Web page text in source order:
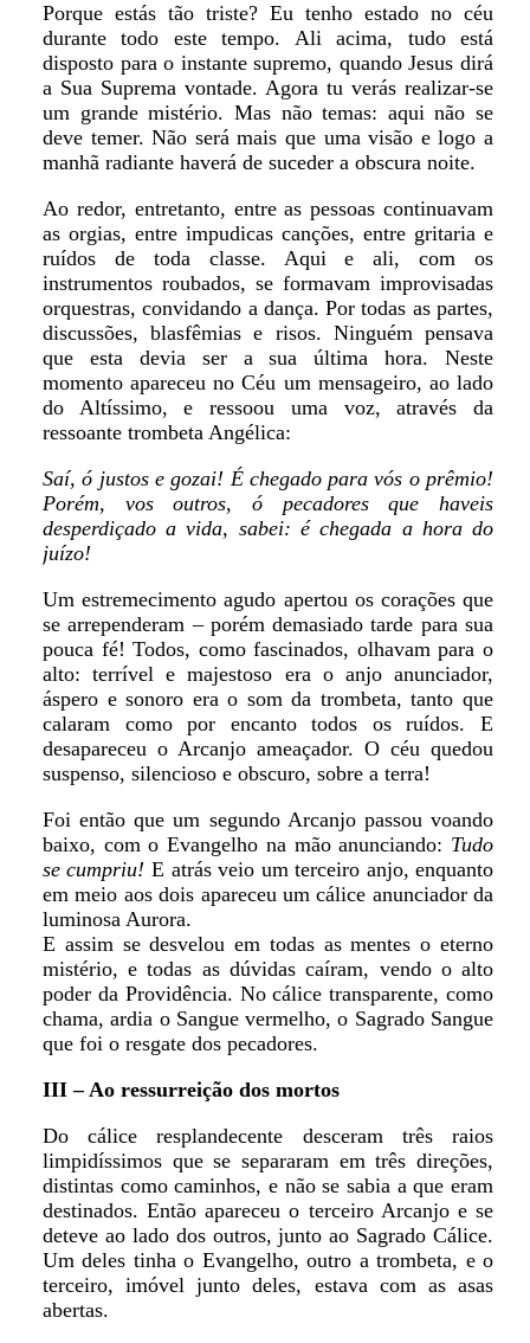
Porque estás tão triste? Eu tenho estado no céu
durante todo este tempo. Ali acima, tudo está
disposto para o instante supremo, quando Jesus dirá
a Sua Suprema vontade. Agora tu verás realizar-se
um grande mistério. Mas não temas: aqui não se
deve temer. Não será mais que uma visão e logo a
manhã radiante haverá de suceder a obscura noite.
Ao redor, entretanto, entre as pessoas continuavam
as orgias, entre impudicas canções, entre gritaria e
ruídos de toda classe. Aqui e ali, com os
instrumentos roubados, se formavam improvisadas
orquestras, convidando a dança. Por todas as partes,
discussões, blasfêmias e risos. Ninguém pensava
que esta devia ser a sua última hora. Neste
momento apareceu no Céu um mensageiro, ao lado
do Altíssimo, e ressoou uma voz, através da
ressoante trombeta Angélica:
Saí, ó justos e gozai! É chegado para vós o prêmio!
Porém, vos outros, ó pecadores que haveis
desperdiçado a vida, sabei: é chegada a hora do
juízo!
Um estremecimento agudo apertou os corações que
se arrependeram – porém demasiado tarde para sua
pouca fé! Todos, como fascinados, olhavam para o
alto: terrível e majestoso era o anjo anunciador,
áspero e sonoro era o som da trombeta, tanto que
calaram como por encanto todos os ruídos. E
desapareceu o Arcanjo ameaçador. O céu quedou
suspenso, silencioso e obscuro, sobre a terra!
Foi então que um segundo Arcanjo passou voando
baixo, com o Evangelho na mão anunciando: Tudo
se cumpriu! E atrás veio um terceiro anjo, enquanto
em meio aos dois apareceu um cálice anunciador da
luminosa Aurora.
E assim se desvelou em todas as mentes o eterno
mistério, e todas as dúvidas caíram, vendo o alto
poder da Providência. No cálice transparente, como
chama, ardia o Sangue vermelho, o Sagrado Sangue
que foi o resgate dos pecadores.
III – Ao ressurreição dos mortos
Do cálice resplandecente desceram três raios
limpidíssimos que se separaram em três direções,
distintas como caminhos, e não se sabia a que eram
destinados. Então apareceu o terceiro Arcanjo e se
deteve ao lado dos outros, junto ao Sagrado Cálice.
Um deles tinha o Evangelho, outro a trombeta, e o
terceiro, imóvel junto deles, estava com as asas
abertas.